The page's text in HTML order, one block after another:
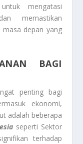
mengatasi
memastikan
masa depan yang
BAGI
penting bagi
ekonomi,
adalah beberapa
seperti Sektor
terhadap